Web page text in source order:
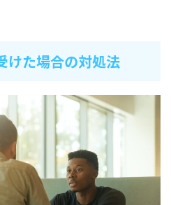
けた場合の対処法